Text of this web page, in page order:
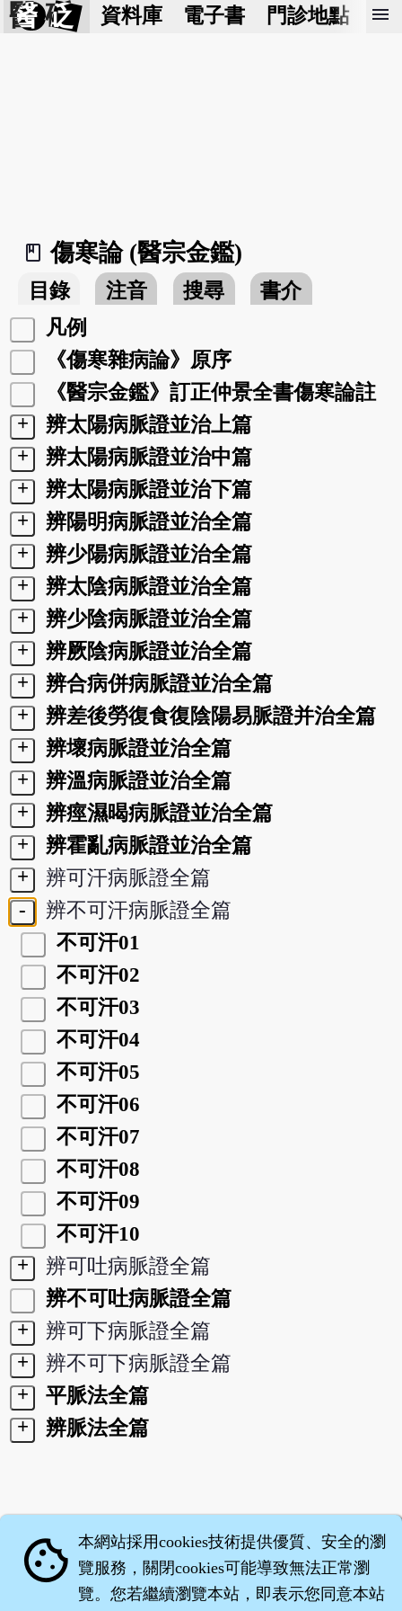
醫 砭 資料庫 電子書 門診地點 預
menu
book_2
傷寒論 (醫宗金鑑)
目錄 注音 搜尋
書介
凡例
《傷寒雜病論》原序
《醫宗金鑑》訂正仲景全書傷寒論註
+
辨太陽病脈證並治上篇
+
辨太陽病脈證並治中篇
+
辨太陽病脈證並治下篇
+
辨陽明病脈證並治全篇
+
辨少陽病脈證並治全篇
+
辨太陰病脈證並治全篇
+
辨少陰病脈證並治全篇
+
辨厥陰病脈證並治全篇
+
辨合病併病脈證並治全篇
+
辨差後勞復食復陰陽易脈證并治全篇
+
辨壞病脈證並治全篇
+
辨溫病脈證並治全篇
+
辨痙濕暍病脈證並治全篇
+
辨霍亂病脈證並治全篇
+
辨可汗病脈證全篇
-
辨不可汗病脈證全篇
不可汗01
不可汗02
不可汗03
不可汗04
不可汗05
不可汗06
不可汗07
不可汗08
不可汗09
不可汗10
+
辨可吐病脈證全篇
辨不可吐病脈證全篇
+
辨可下病脈證全篇
+
辨不可下病脈證全篇
+
平脈法全篇
+
辨脈法全篇
cookie 本網站採用cookies技術提供優質、安全的瀏
覽服務，關閉cookies可能導致無法正常瀏
覽。您若繼續瀏覽本站，即表示您同意本站